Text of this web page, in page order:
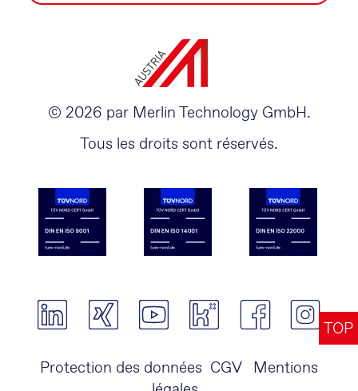
TOP
© 2026 par Merlin Technology GmbH.
Tous les droits sont réservés.
Protection des données CGV
Mentions